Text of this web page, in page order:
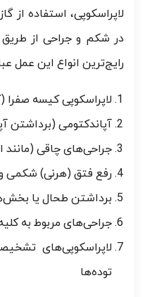
لاپراسکوپی، استفاده از
در شکم و جراحی از
رایج‌ترین انواع این عمل
لاپراسکوپی کیسه
آپاندکتومی (برداشتن
جراحی‌های چاقی (مانند
رفع فتق (هرنی) شکمی و
برداشتن طحال یا
جراحی‌های مربوط به
لاپراسکوپی‌های
توده‌ها